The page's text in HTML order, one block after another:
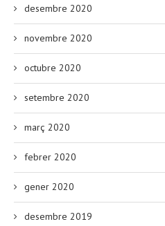
desembre 2020
novembre 2020
octubre 2020
setembre 2020
març 2020
febrer 2020
gener 2020
desembre 2019